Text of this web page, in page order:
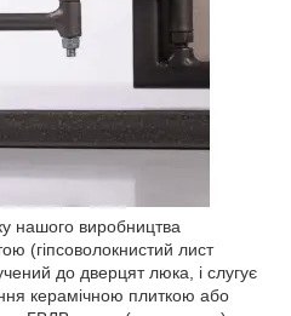
нашого виробництва
(гіпсоволокнистий лист
до дверцят люка, і слугує
керамічною плиткою або